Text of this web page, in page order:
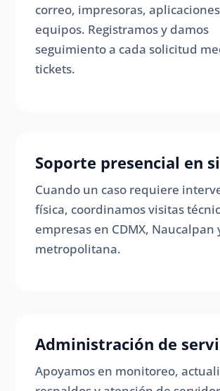
correo, impresoras,
equipos. Registramos y damos
seguimiento a cada solicitud
tickets.
Soporte presencial en
Cuando un caso requiere
física, coordinamos visitas
empresas en CDMX, Naucalpan
metropolitana.
Administración de
Apoyamos en monitoreo,